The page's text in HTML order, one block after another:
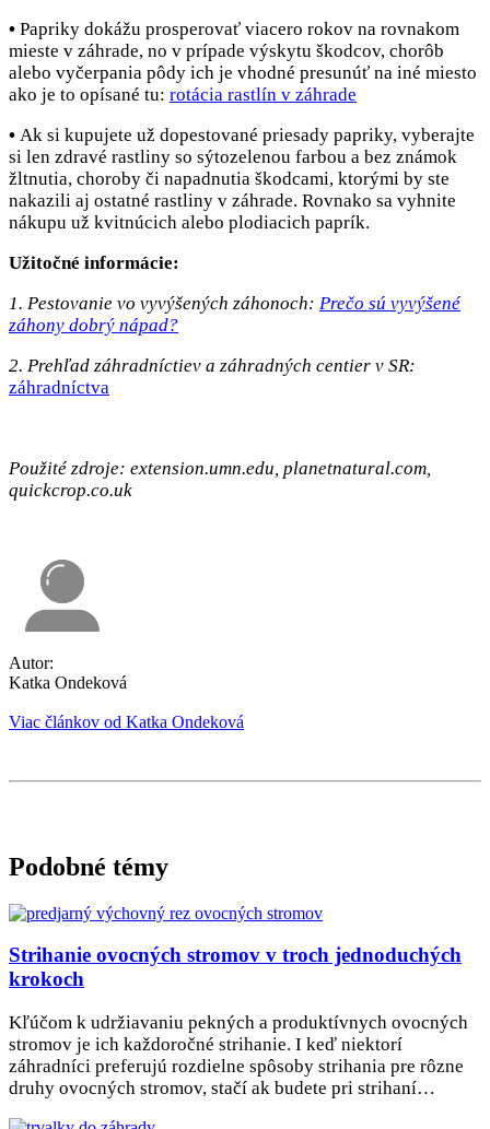
• Papriky dokážu prosperovať viacero rokov na rovnakom
mieste v záhrade, no v prípade výskytu škodcov, chorôb
alebo vyčerpania pôdy ich je vhodné presunúť na iné miesto
ako je to opísané tu: rotácia rastlín v záhrade
• Ak si kupujete už dopestované priesady papriky, vyberajte
si len zdravé rastliny so sýtozelenou farbou a bez známok
žltnutia, choroby či napadnutia škodcami, ktorými by ste
nakazili aj ostatné rastliny v záhrade. Rovnako sa vyhnite
nákupu už kvitnúcich alebo plodiacich paprík.
Užitočné informácie:
1. Pestovanie vo vyvýšených záhonoch: Prečo sú vyvýšené
záhony dobrý nápad?
2. Prehľad záhradníctiev a záhradných centier v SR:
záhradníctva
Použité zdroje: extension.umn.edu, planetnatural.com,
quickcrop.co.uk
Autor:
Katka Ondeková
Viac článkov od Katka Ondeková
Podobné témy
Strihanie ovocných stromov v troch jednoduchých
krokoch
Kľúčom k udržiavaniu pekných a produktívnych ovocných
stromov je ich každoročné strihanie. I keď niektorí
záhradníci preferujú rozdielne spôsoby strihania pre rôzne
druhy ovocných stromov, stačí ak budete pri strihaní…